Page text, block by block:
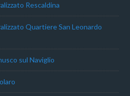
Rescaldina
Quartiere San Leonardo
sul Naviglio